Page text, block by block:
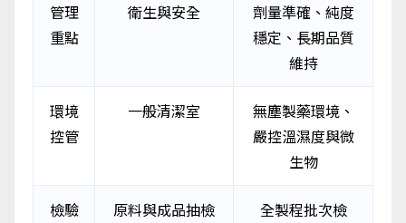
管理
重點
衛生與安全
劑量準確、純度
穩定、長期品質
維持
環境
控管
一般清潔室
無塵製藥環境、
嚴控溫濕度與微
生物
檢驗
原料與成品抽檢
全製程批次檢